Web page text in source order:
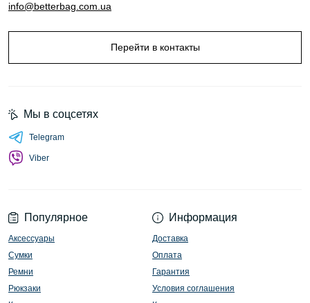
info@betterbag.com.ua
Перейти в контакты
Популярное
Аксессуары
Сумки
Ремни
Рюкзаки
Информация
Доставка
Оплата
Гарантия
Условия соглашения
Мы в соцсетях
Telegram
Viber